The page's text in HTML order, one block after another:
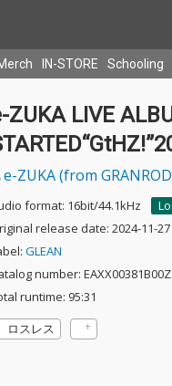
IN-STORE Schooling
ZUKA LIVE
e-ZUKA (from
format: 16bit/44.1kHz
release date: 2024-11-27
GLEAN
number: EAXX00381B00Z
runtime: 95:31
ロスレス